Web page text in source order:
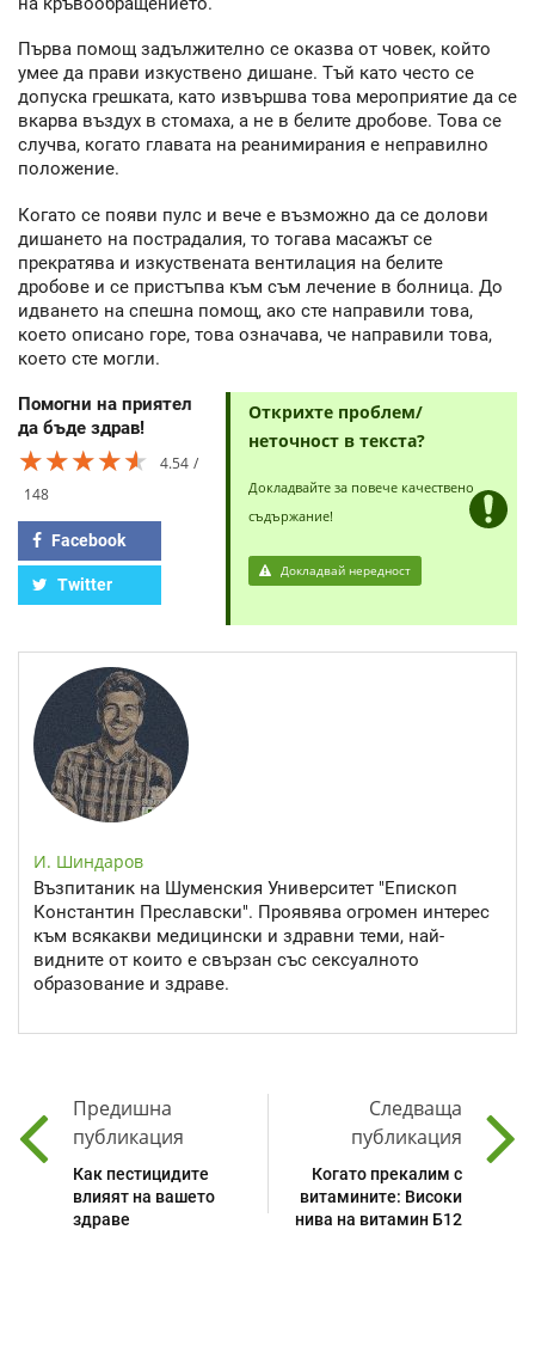
Първа помощ задължително се оказва от човек, който
умее да прави изкуствено дишане. Тъй като често се
допуска грешката, като извършва това мероприятие да се
вкарва въздух в стомаха, а не в белите дробове. Това се
случва, когато главата на реанимирания е неправилно
положение.
Когато се появи пулс и вече е възможно да се долови
дишането на пострадалия, то тогава масажът се
прекратява и изкуствената вентилация на белите
дробове и се пристъпва към съм лечение в болница. До
идването на спешна помощ, ако сте направили това,
което описано горе, това означава, че направили това,
което сте могли.
Помогни на приятел
да бъде здрав!
★★★★★
★★★★★
★★★★★
4.54
148
Facebook
Twitter
Открихте проблем/
неточност в текста?
Докладвайте за повече качествено
съдържание!
Докладвай нередност
И. Шиндаров
Възпитаник на Шуменския Университет "Епископ
Константин Преславски". Проявява огромен интерес
към всякакви медицински и здравни теми, най-
видните от които е свързан със сексуалното
образование и здраве.
Предишна
публикация
Как пестицидите
влияят на вашето
здраве
Следваща
публикация
Когато прекалим с
витамините: Високи
нива на витамин Б12